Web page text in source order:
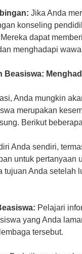
Jika Anda
konseling
dapat
menghadapi
Beasiswa:
Anda mungkin
merupakan
Berikut
Anda sendiri,
untuk pertanyaan
tujuan Anda setelah
Pelajari
yang Anda
tersebut.